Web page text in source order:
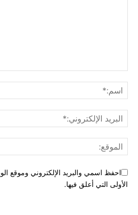
احفظ اسمي والبريد الإلكتروني وموقع
الأولى التي أعلق فيها.